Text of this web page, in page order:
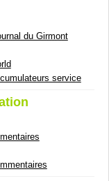
du Girmont
service